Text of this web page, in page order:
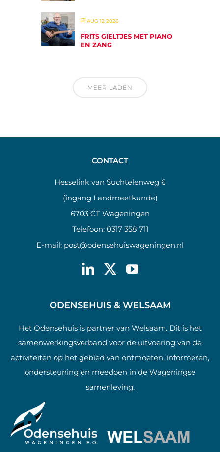
AUG 12 2026
FRITS GIELTJES MET PIANO
EN ZANG
MEER LADEN
CONTACT
Hesselink van Suchtelenweg 6
(ingang Landmeetkunde)
6703 CT Wageningen
Telefoon: 0317 358 711
E-mail: post@odensehuiswageningen.nl
ODENSEHUIS & WELSAAM
Het Odensehuis is partner van Welsaam. Dit is het
samenwerkingsverband voor de uitvoering van de
activiteiten op het gebied van ontmoeten, informeren,
ondersteuning en meedoen in de Wageningse
samenleving.